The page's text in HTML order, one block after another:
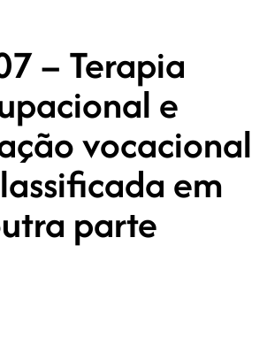
– Terapia
e
vocacional
em
parte